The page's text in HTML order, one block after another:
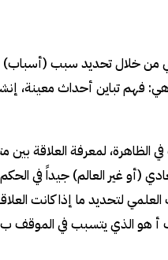
خلال تحديد سبب (أسباب)
فهم تباين أحداث معينة،
الظاهرة، لمعرفة العلاقة
(أو غير العالم) جيداً في
لتحديد ما إذا كانت
أ هو الذي يتسبب في الموقف